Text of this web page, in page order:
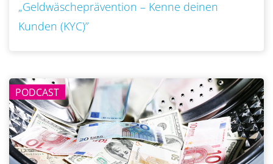
„Geldwäscheprävention – Kenne deinen
Kunden (KYC)”
PODCAST